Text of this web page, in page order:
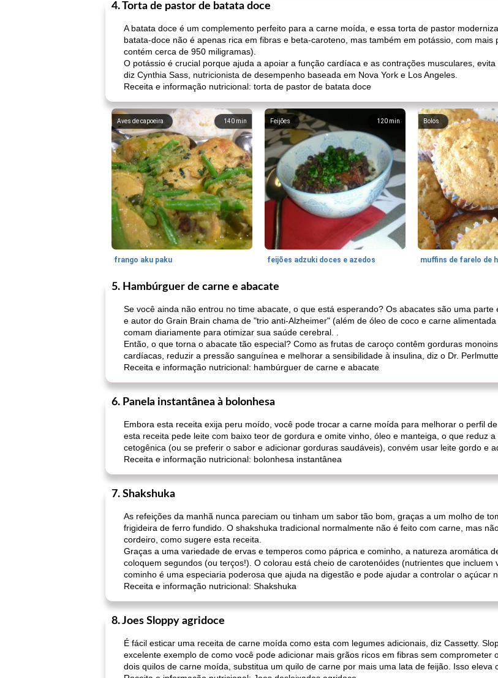
4. Torta de pastor de batata doce
A batata doce é um complemento perfeito para a carne moída, e essa torta de pastor
batata-doce não é apenas rica em fibras e beta-caroteno, mas também em potássio, com
contém cerca de 950 miligramas).
O potássio é crucial porque ajuda a apoiar a função cardíaca e as contrações musculares,
diz Cynthia Sass, nutricionista de desempenho baseada em Nova York e Los Angeles.
Receita e informação nutricional: torta de pastor de batata doce
140 min
Aves de capoeira
frango aku paku
120 min
Feijões
feijões adzuki doces e azedos
Bolos
muffins de farelo de
5. Hambúrguer de carne e abacate
Se você ainda não entrou no time abacate, o que está esperando? Os abacates são uma
e autor do Grain Brain chama de "trio anti-Alzheimer" (além de óleo de coco e carne
comam diariamente para otimizar sua saúde cerebral. .
Então, o que torna o abacate tão especial? Como as frutas de caroço contêm gorduras
cardíacas, reduzir a pressão sanguínea e melhorar a sensibilidade à insulina, diz o Dr.
Receita e informação nutricional: hambúrguer de carne e abacate
6. Panela instantânea à bolonhesa
Embora esta receita exija peru moído, você pode trocar a carne moída para melhorar o perfil
esta receita pede leite com baixo teor de gordura e omite vinho, óleo e manteiga, o que reduz
cetogênica (ou se preferir o sabor e adicionar gorduras saudáveis), convém usar leite gordo e
Receita e informação nutricional: bolonhesa instantânea
7. Shakshuka
As refeições da manhã nunca pareciam ou tinham um sabor tão bom, graças a um molho de
frigideira de ferro fundido. O shakshuka tradicional normalmente não é feito com carne, mas
cordeiro, como sugere esta receita.
Graças a uma variedade de ervas e temperos como páprica e cominho, a natureza aromática
coloquem segundos (ou terços!). O colorau está cheio de carotenóides (nutrientes que
cominho é uma especiaria poderosa que ajuda na digestão e pode ajudar a controlar o açúcar
Receita e informação nutricional: Shakshuka
8. Joes Sloppy agridoce
É fácil esticar uma receita de carne moída como esta com legumes adicionais, diz Cassetty.
excelente exemplo de como você pode adicionar mais grãos ricos em fibras sem comprometer
dois quilos de carne moída, substitua um quilo de carne por mais uma lata de feijão. Isso eleva